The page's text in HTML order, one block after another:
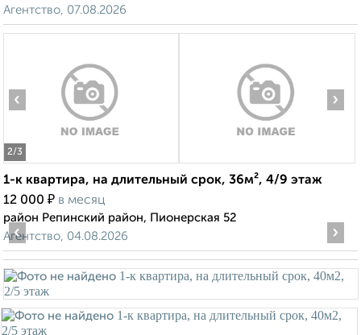
Агентство, 07.08.2026
2/3
‹ ›
1-к квартира, на длительный срок, 36м², 4/9 этаж
12 000 ₽ в месяц
район Репинский район, Пионерская 52
Агентство, 04.08.2026
‹ ›